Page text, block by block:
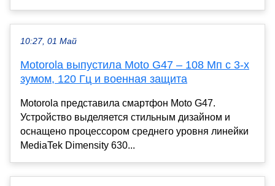
10:27, 01 Май
Motorola выпустила Moto G47 – 108 Мп с 3-х
зумом, 120 Гц и военная защита
Motorola представила смартфон Moto G47.
Устройство выделяется стильным дизайном и
оснащено процессором среднего уровня линейки
MediaTek Dimensity 630...